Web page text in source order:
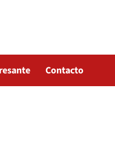
Contacto